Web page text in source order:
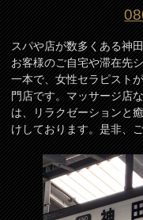
スパや店が数多くある神
お客様のご自宅や滞在先
一本で、女性セラピスト
門店です。マッサージ店
は、リラクゼーションと
けしております。是非、